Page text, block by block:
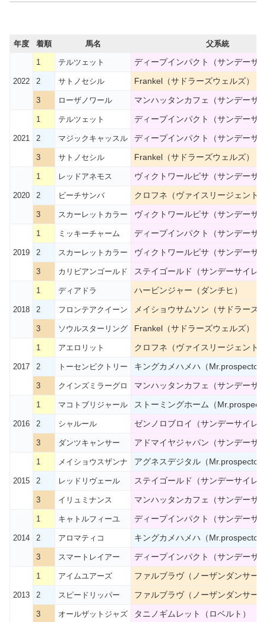
年度 着順 馬名 父系統
2022
1 テルツェット ディープインパクト（サンデーサ
2 サトノセシル Frankel（サドラーズウェルズ）
3 ローザノワール マンハッタンカフェ（サンデーサ
2021
1 テルツェット ディープインパクト（サンデーサ
2 マジックキャッスル ディープインパクト（サンデーサ
3 サトノセシル Frankel（サドラーズウェルズ）
2020
1 レッドアネモス ヴィクトワールピサ（サンデーサ
2 ビーチサンバ クロフネ（ヴァイスリージェント
3 スカーレットカラー ヴィクトワールピサ（サンデーサ
2019
1 ミッキーチャーム ディープインパクト（サンデーサ
2 スカーレットカラー ヴィクトワールピサ（サンデーサ
3 カリビアンゴールド ステイゴールド（サンデーサイレ
2018
1 ディアドラ ハービンジャー（ダンチヒ）
2 フロンテアクイーン メイショウサムソン（サドラーズ
3 ソウルスターリング Frankel（サドラーズウェルズ）
2017
1 アエロリット クロフネ（ヴァイスリージェント
2 トーセンビクトリー キングカメハメハ（Mr.prospector
3 クインズミラーグロ マンハッタンカフェ（サンデーサ
2016
1 マコトブリジャール ストーミングホーム（
2 シャルール ゼンノロブロイ（サンデーサイレ
3 ダンツキャンサー アドマイヤジャパン（サンデーサ
2015
1 メイショウスザンナ アグネスデジタル（Mr.prospector
2 レッドリヴェール ステイゴールド（サンデーサイレ
3 イリュミナンス マンハッタンカフェ（サンデーサ
2014
1 キャトルフィーユ ディープインパクト（サンデーサ
2 アロマティコ キングカメハメハ（Mr.prospector
3 スマートレイアー ディープインパクト（サンデーサ
2013
1 アイムユアーズ ファルブラヴ（ノーザンダンサー
2 スピードリッパー ファルブラヴ（ノーザンダンサー
3 オールザットジャズ タニノギムレット（ロベルト）